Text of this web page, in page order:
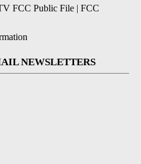
FCC Public File | FCC
NEWSLETTERS